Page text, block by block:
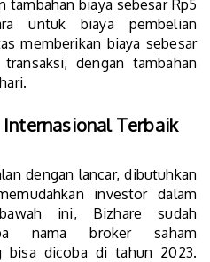
tambahan biaya sebesar Rp5
untuk biaya pembelian
memberikan biaya sebesar
dengan tambahan
Terbaik
dengan lancar, dibutuhkan
investor dalam
ini, Bizhare sudah
nama broker saham
bisa dicoba di tahun 2023.